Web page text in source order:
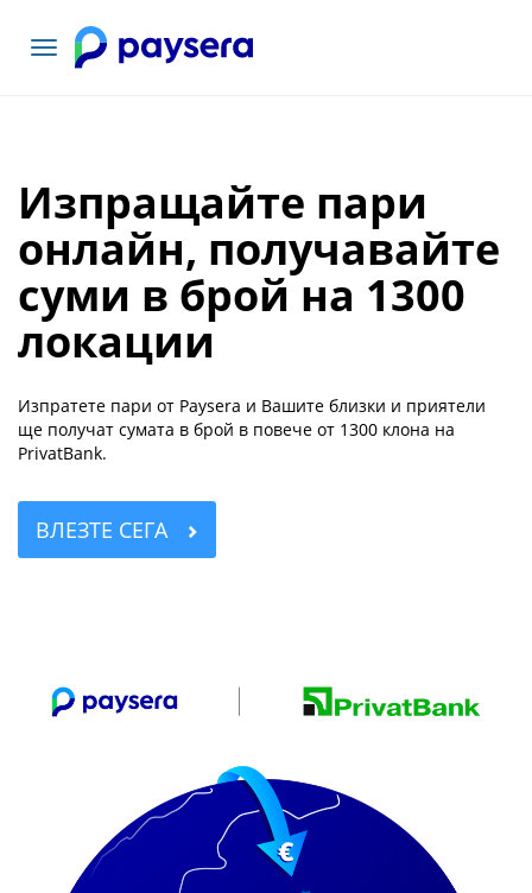
Включване
Изпращайте пари
онлайн, получавайте
суми в брой на 1300
локации
Изпратете пари от Paysera и Вашите близки и приятели
ще получат сумата в брой в повече от 1300 клона на
PrivatBank.
ВЛЕЗТЕ СЕГА